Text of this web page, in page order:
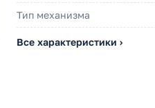
Тип механизма
Все характеристики ›